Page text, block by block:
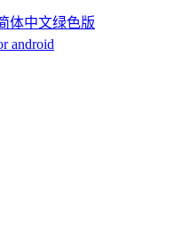
体中文绿色版
android